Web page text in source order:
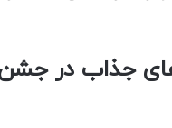
جذاب در